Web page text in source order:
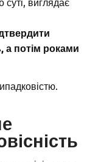
а потім роками